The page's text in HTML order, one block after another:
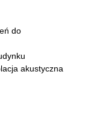
do
akustyczna